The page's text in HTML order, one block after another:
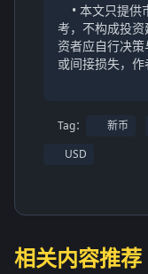
• 本文只提
考，不构成投
资者应自行决
或间接损失，作
Tag： 新币
USD
相关内容推荐